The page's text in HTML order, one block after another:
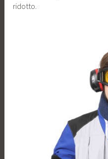
ridotto.